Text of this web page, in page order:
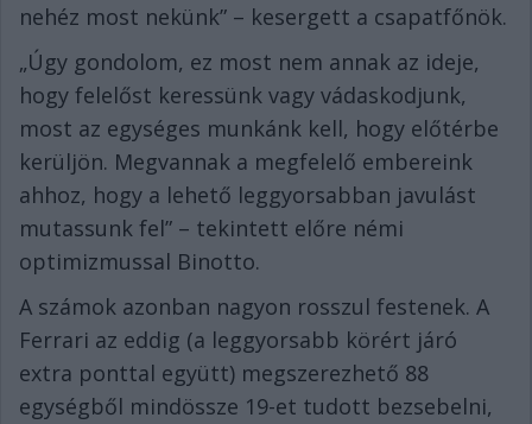
nehéz most nekünk” – kesergett a csapatfőnök.
„Úgy gondolom, ez most nem annak az ideje,
hogy felelőst keressünk vagy vádaskodjunk,
most az egységes munkánk kell, hogy előtérbe
kerüljön. Megvannak a megfelelő embereink
ahhoz, hogy a lehető leggyorsabban javulást
mutassunk fel” – tekintett előre némi
optimizmussal Binotto.
A számok azonban nagyon rosszul festenek. A
Ferrari az eddig (a leggyorsabb körért járó
extra ponttal együtt) megszerezhető 88
egységből mindössze 19-et tudott bezsebelni,